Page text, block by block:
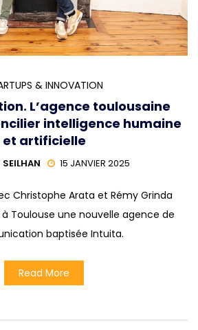
& INNOVATION
L’agence toulousaine
intelligence humaine
et artificielle
15 JANVIER 2025
Christophe Arata et Rémy Grinda
Toulouse une nouvelle agence de
baptisée Intuita.
Read More